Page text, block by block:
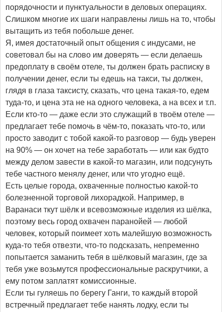
порядочности и пунктуальности в деловых операциях.
Слишком многие их шаги направлены лишь на то, чтобы
вытащить из тебя побольше денег.
Я, имея достаточный опыт общения с индусами, не
советовал бы на слово им доверять — если делаешь
предоплату в своём отеле, ты должен брать расписку в
получении денег, если ты едешь на такси, ты должен,
глядя в глаза таксисту, сказать, что цена такая-то, едем
туда-то, и цена эта не на одного человека, а на всех и т.п.
Если кто-то — даже если это служащий в твоём отеле —
предлагает тебе помочь в чём-то, показать что-то, или
просто заводит с тобой какой-то разговор — будь уверен
на 90% — он хочет на тебе заработать — или как будто
между делом завести в какой-то магазин, или подсунуть
тебе частного менялу денег, или что угодно ещё.
Есть целые города, охваченные полностью какой-то
болезненной торговой лихорадкой. Например, в
Варанаси ткут шёлк и всевозможные изделия из шёлка,
поэтому весь город охвачен паранойей — любой
человек, который поимеет хоть малейшую возможность
куда-то тебя отвезти, что-то подсказать, непременно
попытается заманить тебя в шёлковый магазин, где за
тебя уже возьмутся профессиональные раскрутчики, а
ему потом заплатят комиссионные.
Если ты гуляешь по берегу Ганги, то каждый второй
встречный предлагает тебе нанять лодку, если ты